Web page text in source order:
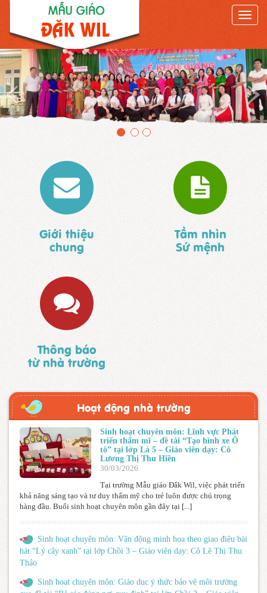
Toggle
Giới thiệu
chung
Tầm nhìn
Sứ mệnh
Thông báo
từ nhà trường
Hoạt động nhà trường
Sinh hoạt chuyên môn: Lĩnh vực Phát
triển thẩm mĩ – đề tài “Tạo hình xe Ô
tô” tại lớp Lá 5 – Giáo viên dạy: Cô
Lương Thị Thu Hiền
30/03/2026
Tại trường Mẫu giáo Đắk Wil, việc phát triển
khả năng sáng tạo và tư duy thẩm mỹ cho trẻ luôn được chú trọng
hàng đầu. Buổi sinh hoạt chuyên môn gần đây tại [...]
Sinh hoạt chuyên môn: Vận động minh họa theo giao điệu bài
hát “Lý cây xanh” tại lớp Chồi 3 – Giáo viên dạy: Cô Lê Thị Thu
Thảo
Sinh hoạt chuyên môn: Giáo dục ý thức bảo vệ môi trường